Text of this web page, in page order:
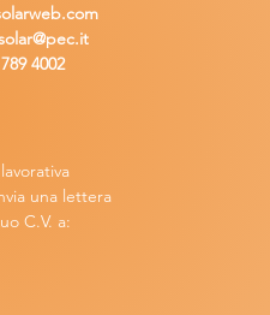
tiva
una lettera
C.V. a:
789 4002